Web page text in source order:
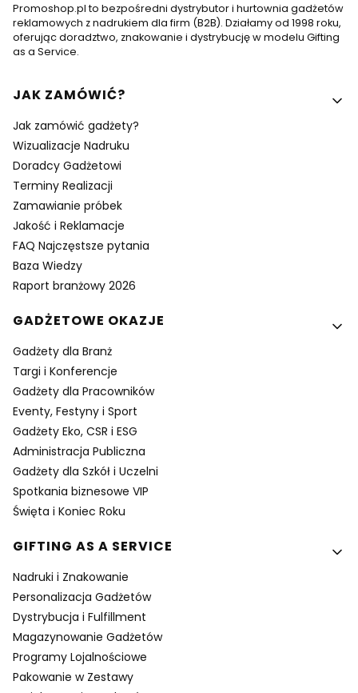
Promoshop.pl to bezpośredni dystrybutor i hurtownia gadżetów
reklamowych z nadrukiem dla firm (B2B). Działamy od 1998 roku,
oferując doradztwo, znakowanie i dystrybucję w modelu Gifting
as a Service.
Linki w stopce
JAK ZAMÓWIĆ?
Jak zamówić gadżety?
Wizualizacje Nadruku
Doradcy Gadżetowi
Terminy Realizacji
Zamawianie próbek
Jakość i Reklamacje
FAQ Najczęstsze pytania
Baza Wiedzy
Raport branżowy 2026
GADŻETOWE OKAZJE
Gadżety dla Branż
Targi i Konferencje
Gadżety dla Pracowników
Eventy, Festyny i Sport
Gadżety Eko, CSR i ESG
Administracja Publiczna
Gadżety dla Szkół i Uczelni
Spotkania biznesowe VIP
Święta i Koniec Roku
GIFTING AS A SERVICE
Nadruki i Znakowanie
Personalizacja Gadżetów
Dystrybucja i Fulfillment
Magazynowanie Gadżetów
Programy Lojalnościowe
Pakowanie w Zestawy